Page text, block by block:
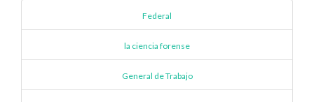
Federal
la ciencia forense
General de Trabajo